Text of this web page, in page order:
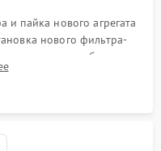
и пайка нового агрегата
нового фильтра-
обдува,
дверных петель.